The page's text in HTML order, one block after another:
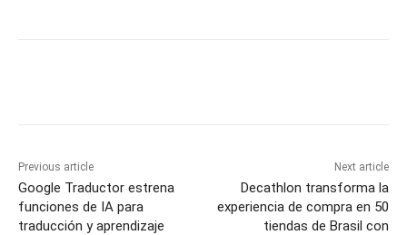
Previous article
Google Traductor estrena
funciones de IA para
traducción y aprendizaje
Next article
Decathlon transforma la
experiencia de compra en 50
tiendas de Brasil con